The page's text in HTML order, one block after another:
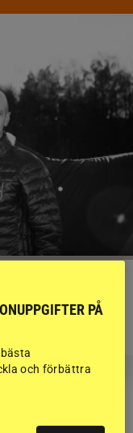
hatade
PÅ
och förbättra